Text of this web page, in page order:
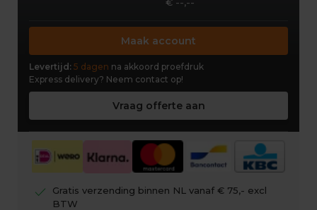
Maak account
Levertijd: 5 dagen na akkoord proefdruk
Express delivery? Neem contact op!
Vraag offerte aan
check
Gratis verzending binnen NL vanaf € 75,- excl
BTW